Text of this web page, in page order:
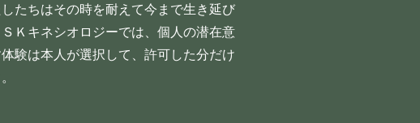
たちはその時を耐えて今まで生き延び
Ｋキネシオロジーでは、個人の潜在意
験は本人が選択して、許可した分だけ